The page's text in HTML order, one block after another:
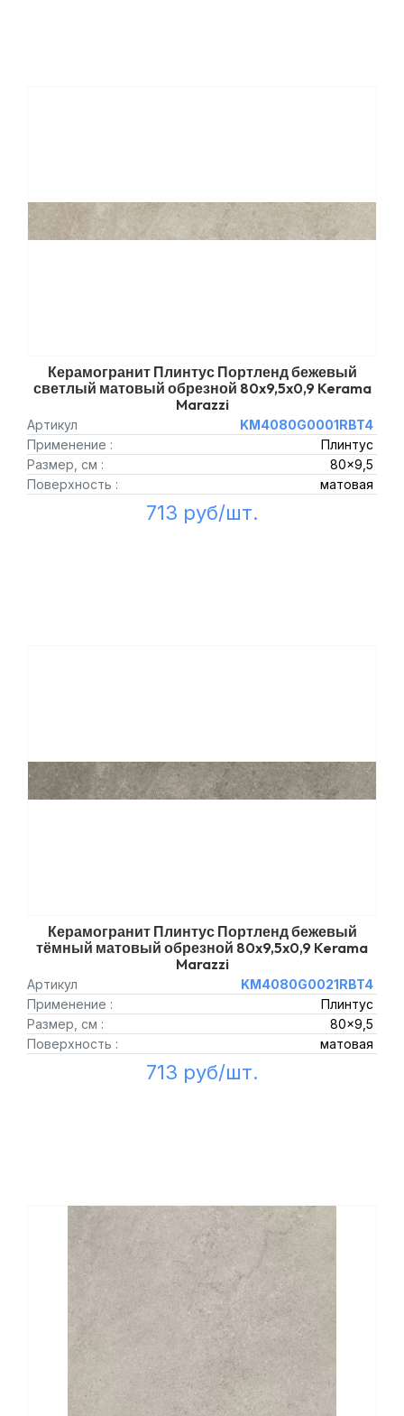
Керамогранит Плинтус Портленд бежевый
светлый матовый обрезной 80x9,5x0,9 Kerama
Marazzi
Артикул
KM4080G0001RBT4
Применение :
Плинтус
Размер, см :
80x9,5
Поверхность :
матовая
713 руб/шт.
Керамогранит Плинтус Портленд бежевый
тёмный матовый обрезной 80x9,5x0,9 Kerama
Marazzi
Артикул
KM4080G0021RBT4
Применение :
Плинтус
Размер, см :
80x9,5
Поверхность :
матовая
713 руб/шт.